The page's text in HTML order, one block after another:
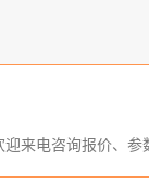
来电咨询报价、参